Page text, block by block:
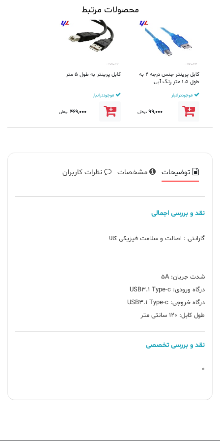
محصولات مرتبط
کابل پرینتر جنس درجه 2 به
طول 1.5 متر رنگ آبی
موجود در انبار
99,000 تومان
کابل پرینتر به طول 5 متر
موجود در انبار
469,000 تومان
توضیحات مشخصات نظرات کاربران
نقد و بررسی اجمالی
طول کابل: 120 سانتی متر
نقد و بررسی تخصصی
0